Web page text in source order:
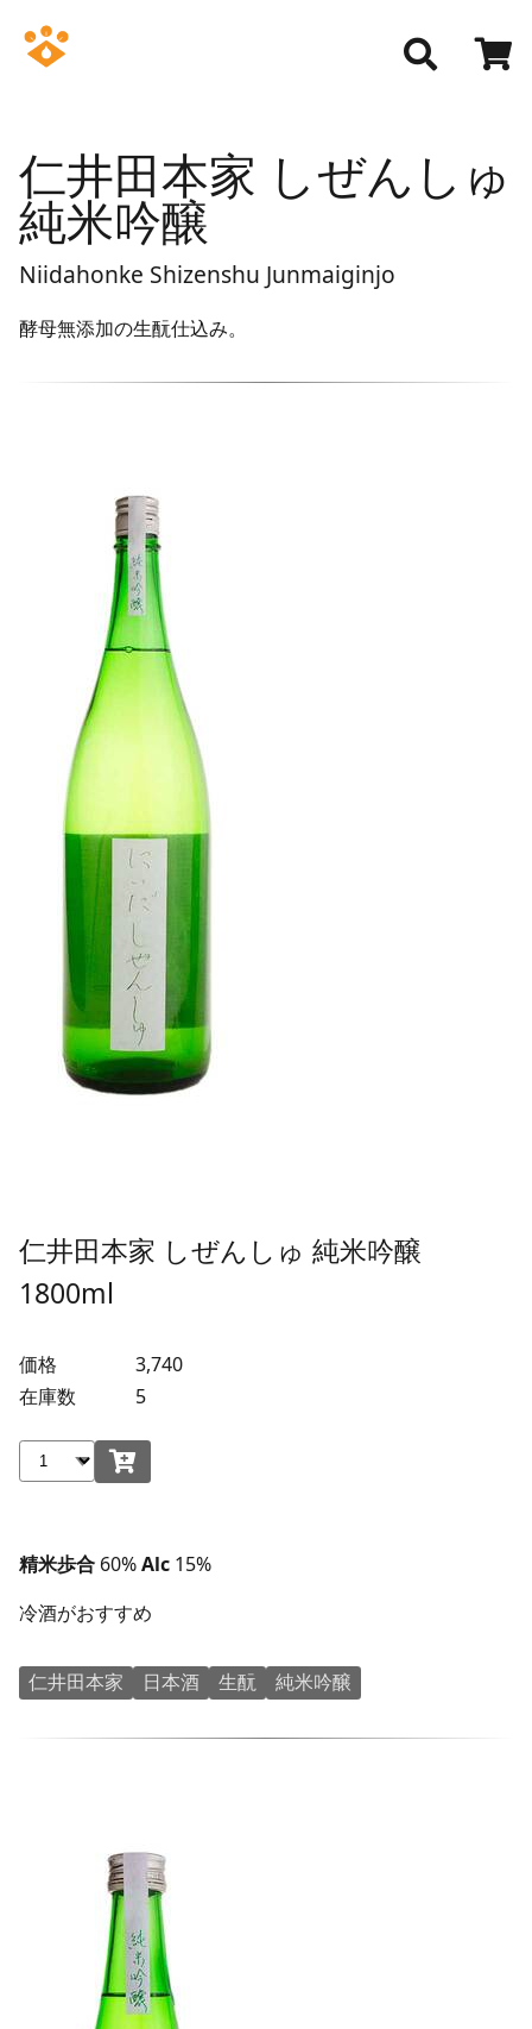
仁井田本家 しぜんしゅ
純米吟醸
Niidahonke Shizenshu Junmaiginjo
酵母無添加の生酛仕込み。
仁井田本家 しぜんしゅ 純米吟醸
1800ml
価格
3,740
在庫数
5
精米歩合 60%Alc 15%
冷酒がおすすめ
仁井田本家 日本酒 生酛 純米吟醸